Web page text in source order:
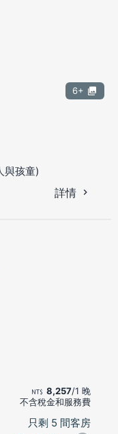
6+
與孩童)
詳情
8,257/1 晚
不含稅金和服務費
只剩 5 間客房